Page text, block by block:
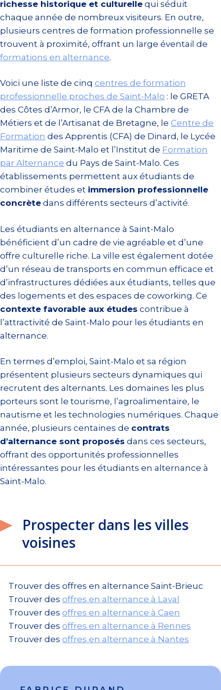
richesse historique et culturelle qui séduit
chaque année de nombreux visiteurs. En outre,
plusieurs centres de formation professionnelle se
trouvent à proximité, offrant un large éventail de
formations en alternance.
Voici une liste de cinq centres de formation
professionnelle proches de Saint-Malo : le GRETA
des Côtes d’Armor, le CFA de la Chambre de
Métiers et de l’Artisanat de Bretagne, le Centre de
Formation des Apprentis (CFA) de Dinard, le Lycée
Maritime de Saint-Malo et l’Institut de Formation
par Alternance du Pays de Saint-Malo. Ces
établissements permettent aux étudiants de
combiner études et immersion professionnelle
concrète dans différents secteurs d’activité.
Les étudiants en alternance à Saint-Malo
bénéficient d’un cadre de vie agréable et d’une
offre culturelle riche. La ville est également dotée
d’un réseau de transports en commun efficace et
d’infrastructures dédiées aux étudiants, telles que
des logements et des espaces de coworking. Ce
contexte favorable aux études contribue à
l’attractivité de Saint-Malo pour les étudiants en
alternance.
En termes d’emploi, Saint-Malo et sa région
présentent plusieurs secteurs dynamiques qui
recrutent des alternants. Les domaines les plus
porteurs sont le tourisme, l’agroalimentaire, le
nautisme et les technologies numériques. Chaque
année, plusieurs centaines de contrats
d’alternance sont proposés dans ces secteurs,
offrant des opportunités professionnelles
intéressantes pour les étudiants en alternance à
Saint-Malo.
Prospecter dans les villes
voisines
Trouver des offres en alternance Saint-Brieuc
Trouver des offres en alternance à Laval
Trouver des offres en alternance à Caen
Trouver des offres en alternance à Rennes
Trouver des offres en alternance à Nantes